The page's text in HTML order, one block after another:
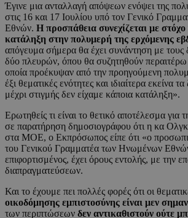
Έγινε μια ανταλλαγή απόψεων ενόψει της
στις 16 και 17 Ιουλίου υπό τον Γενικό
Εθνών. Η προσπάθεια συνεχίζεται με στόχο
κατάληξη στην πολυμερή της ερχόμενης
απόγευμα σήμερα θα έχει συνάντηση με τους
δύο πλευρών, όπου θα συζητηθούν περαιτέρω
οποία προέκυψαν από την προηγούμενη
έξι θεματικές ενότητες και ιδιαίτερα εκείνα
μέχρι στιγμής δεν είχαμε κάποια κατάληξη».
Ερωτηθείς τι είναι το θετικό αποτέλεσμα για
σε παρατήρηση δημοσιογράφου ότι η κα
στα ΜΟΕ, ο Εκπρόσωπος είπε ότι «ο
του Γενικού Γραμματέα των Ηνωμένων Εθνών
επιφορτισμένος, έχει όρους εντολής, με την
διαπραγματεύσεων.
Και το έχουμε πει πολλές φορές ότι οι
οικοδόμησης εμπιστοσύνης είναι μεν
των περιπτώσεων δεν αντικαθιστούν ούτε